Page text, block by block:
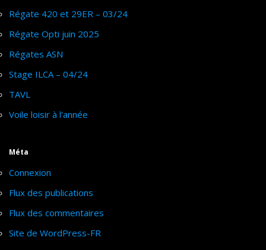
Régate 420 et 29ER – 03/24
Régate Opti juin 2025
Régates ASN
Stage ILCA – 04/24
TAVL
Voile loisir à l'année
Méta
Connexion
Flux des publications
Flux des commentaires
Site de WordPress-FR